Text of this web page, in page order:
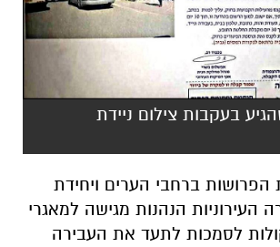
בעקבות צילום ניידת
ברחבי הערים ויחידת
העירוניות הנהנות מגישה למאגרי
לסמכות לתעד את העבירה